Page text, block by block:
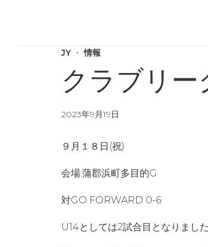
JY 情報
クラブリー
2023年9月19日
９月１８日(祝)
会場:蒲郡浜町多目的G
対GO FORWARD 0-6
U14としては2試合目となりまし